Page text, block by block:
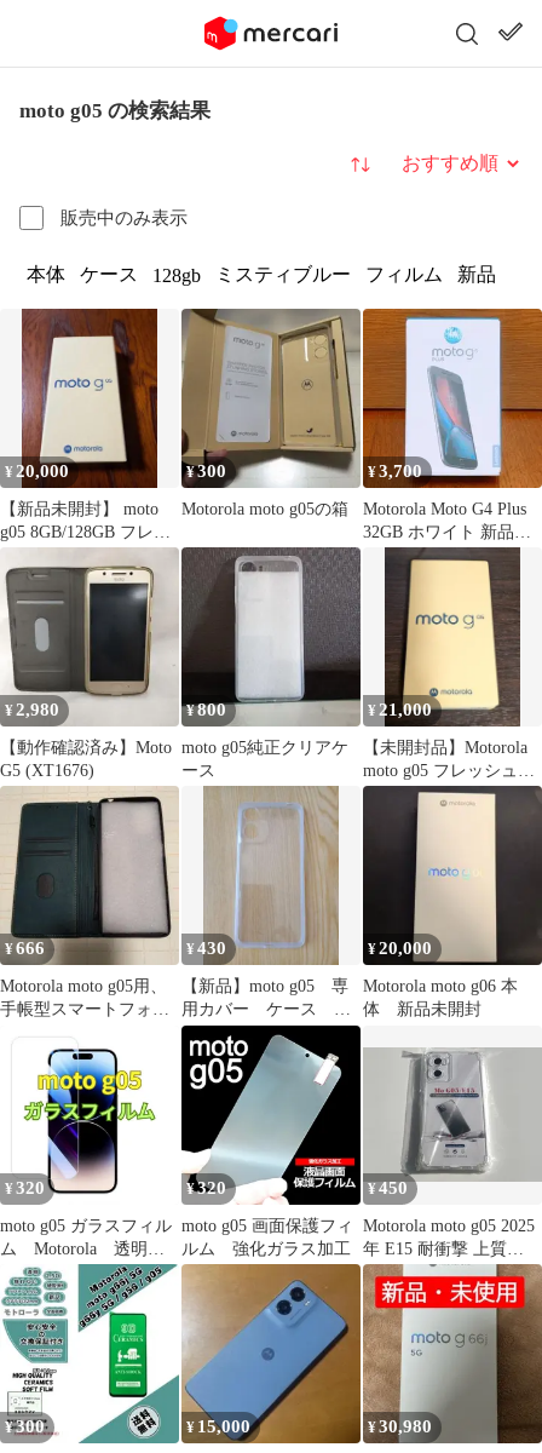
moto g05 の検索結果
販売中のみ表示
並び替え
本体 ケース 128gb ミスティブルー フィルム 新品
¥ 20,000
【新品未開封】 moto
g05 8GB/128GB フレッ
¥300
Motorola moto g05の箱
¥3,700
Motorola Moto G4 Plus
32GB ホワイト 新品未
¥2,980
【動作確認済み】Moto
G5 (XT1676)
¥ 800
moto g05純正クリアケ
ース
¥ 21,000
【未開封品】Motorola
moto g05 フレッシュラ
ベンダー
¥666
Motorola moto g05用、
手帳型スマートフォン
ケース
¥430
【新品】moto g05 専
用カバー ケース 本
体付属品 モトローラ
¥20,000
Motorola moto g06 本
体 新品未開封
¥ 320
moto g05 ガラスフィル
ム Motorola 透明
指紋防止
¥320
moto g05 画面保護フィ
ルム 強化ガラス加工
¥450
Motorola moto g05 2025
年 E15 耐衝撃 上質
TPU ソフト 透明 クリ
ア ケース みみ A275
¥300 ¥ 15,000 ¥30,980